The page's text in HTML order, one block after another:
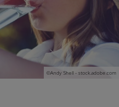
©Andy Shell - stock.adobe.com